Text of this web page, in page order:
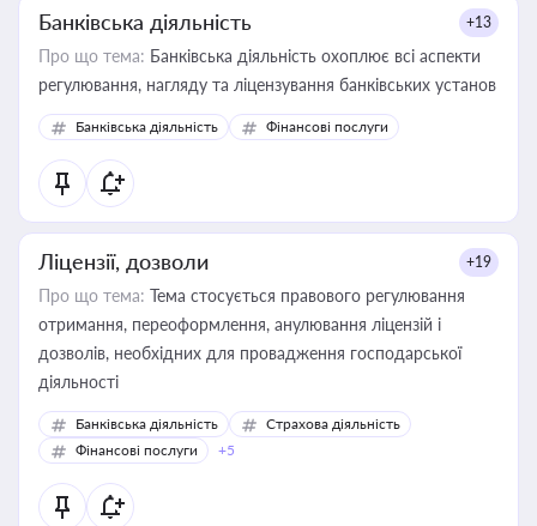
Банківська діяльність +13
Про що тема: Банківська діяльність охоплює всі аспекти
регулювання, нагляду та ліцензування банківських установ
Банківська діяльність Фінансові послуги
Ліцензії, дозволи +19
Про що тема: Тема стосується правового регулювання
отримання, переоформлення, анулювання ліцензій і
дозволів, необхідних для провадження господарської
діяльності
Банківська діяльність
Страхова діяльність
Фінансові послуги
+5